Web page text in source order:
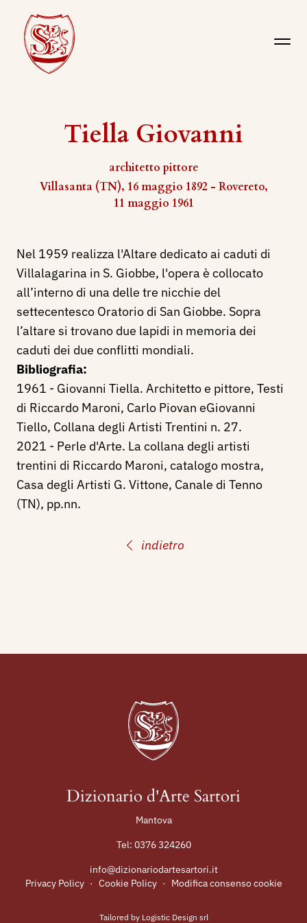
Tiella Giovanni
architetto pittore
Villasanta (TN), 16 maggio 1892 - Rovereto,
11 maggio 1961
indietro
Nel 1959 realizza l'Altare dedicato ai caduti di
Villalagarina in S. Giobbe, l'opera è collocato
all’interno di una delle tre nicchie del
settecentesco Oratorio di San Giobbe. Sopra
l’altare si trovano due lapidi in memoria dei
caduti dei due conflitti mondiali.
Bibliografia:
1961 - Giovanni Tiella. Architetto e pittore, Testi
di Riccardo Maroni, Carlo Piovan eGiovanni
Tiello, Collana degli Artisti Trentini n. 27.
2021 - Perle d'Arte. La collana degli artisti
trentini di Riccardo Maroni, catalogo mostra,
Casa degli Artisti G. Vittone, Canale di Tenno
(TN), pp.nn.
Dizionario d'Arte Sartori
Mantova
Tel: 0376 324260
info@dizionariodartesartori.it
Privacy Policy · Cookie Policy · Modifica consenso cookie
Tailored by Logistic Design srl